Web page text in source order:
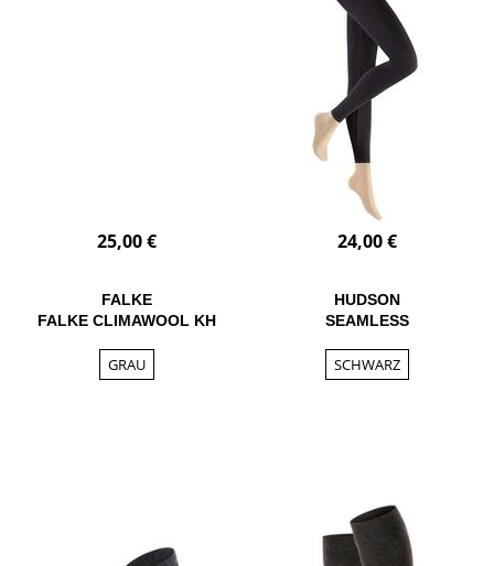
25,00 €
FALKE
FALKE CLIMAWOOL KH
GRAU
24,00 €
HUDSON
SEAMLESS
SCHWARZ